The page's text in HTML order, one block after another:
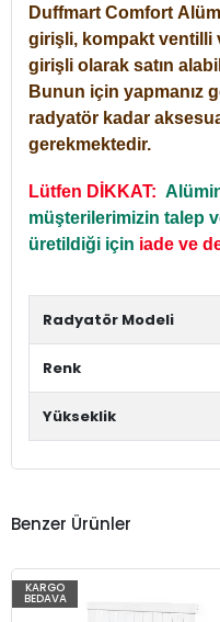
Duffmart Comfort
girişli, kompakt ventilli
girişli olarak satın
Bunun için yapmanız
radyatör kadar
gerekmektedir.
Lütfen DİKKAT:
müşterilerimizin talep
üretildiği için iade ve
Radyatör Modeli
Renk
Yükseklik
Benzer Ürünler
KARGO
BEDAVA